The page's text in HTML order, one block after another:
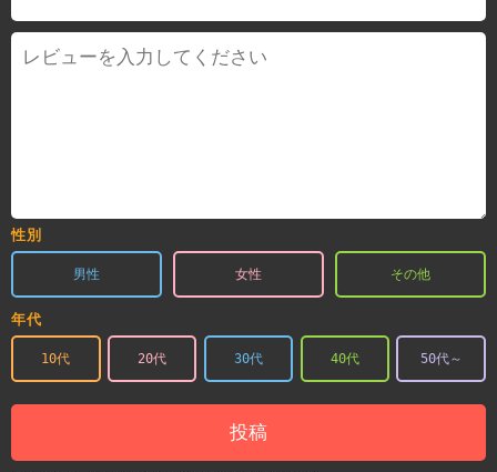
性別
男性 女性 その他
年代
10代 20代 30代 40代 50代～
投稿